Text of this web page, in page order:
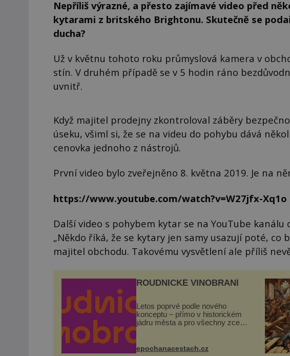
Nepříliš výrazné, a přesto zajímavé video před
kytarami z britského Brightonu. Skutečně se
ducha?
Už v květnu tohoto roku průmyslová kamera v
stín. V druhém případě se v 5 hodin ráno
uvnitř.
Když majitel prodejny zkontroloval záběry
úseku, všiml si, že se na videu do pohybu dává
cenovka jednoho z nástrojů.
První video bylo zveřejněno 8. května 2019. Je na
https://www.youtube.com/watch?v=W27jfx-Xq1o
Další video s pohybem kytar se na YouTube kanálu
„Někdo říká, že se kytary jen samy usazují poté, co
majitel obchodu. Takovému vysvětlení ale příliš
ROUDNICKÉ VINOBRANÍ
Letos poprvé podle nového
konceptu – přímo v historickém
jádru města a pro všechny zcela
náměstí. Návštěvníci se mohou
epochanacestach.cz